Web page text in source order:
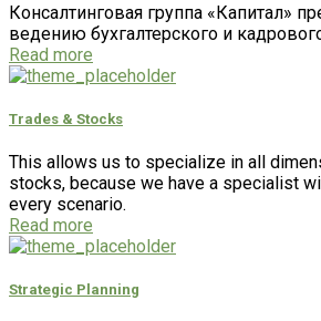
Консалтинговая группа «Капитал»
ведению бухгалтерского и
Read more
Trades & Stocks
This allows us to specialize in all
stocks, because we have a specialist
every scenario.
Read more
Strategic Planning